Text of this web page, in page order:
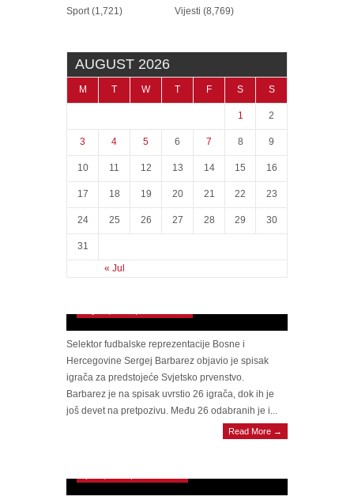
Sport(1,721) Vijesti (8,769)
AUGUST 2026
M T W T F S S
« Jul
1 2
3 4 5 6 7 8 9
10 11 12 13 14 15 16
17 18 19 20 21 22 23
24 25 26 27 28 29 30
31
Selektor fudbalske reprezentacije Bosne i
Hercegovine Sergej Barbarez objavio je spisak
igrača za predstojeće Svjetsko prvenstvo.
Barbarez je na spisak uvrstio 26 igrača, dok ih je
još devet na pretpozivu. Među 26 odabranih je i...
Read More →
Izjava Edina Džeke prije utakmice obradovala